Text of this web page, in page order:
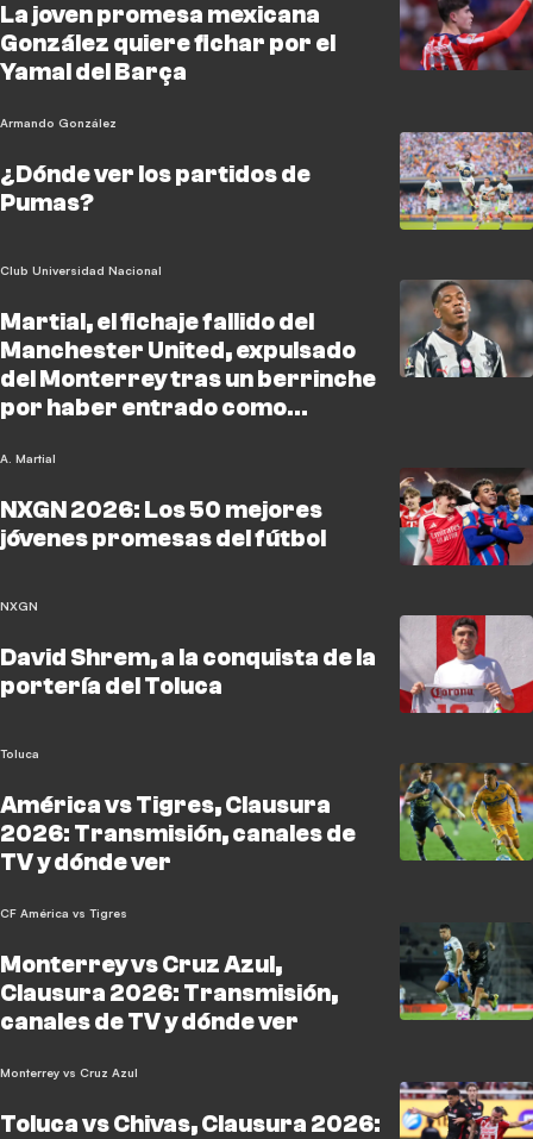
La joven promesa mexicana
González quiere fichar por el
Yamal del Barça
Armando González
¿Dónde ver los partidos de
Pumas?
Club Universidad Nacional
Martial, el fichaje fallido del
Manchester United, expulsado
del Monterrey tras un berrinche
por haber entrado como
A. Martial
NXGN 2026: Los 50 mejores
jóvenes promesas del fútbol
NXGN
David Shrem, a la conquista de la
portería del Toluca
Toluca
América vs Tigres, Clausura
2026: Transmisión, canales de
TV y dónde ver
CF América vs Tigres
Monterrey vs Cruz Azul,
Clausura 2026: Transmisión,
canales de TV y dónde ver
Monterrey vs Cruz Azul
Toluca vs Chivas, Clausura 2026: